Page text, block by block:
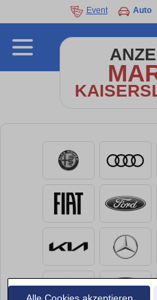
Alle Cookies akzeptieren
Event Auto